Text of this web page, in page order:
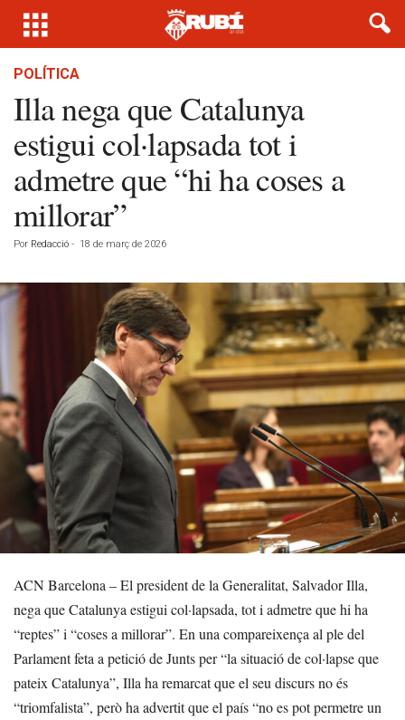
POLÍTICA
Illa nega que Catalunya
estigui col·lapsada tot i
admetre que “hi ha coses a
millorar”
Por Redacció - 18 de març de 2026
ACN Barcelona – El president de la Generalitat, Salvador Illa,
nega que Catalunya estigui col·lapsada, tot i admetre que hi ha
“reptes” i “coses a millorar”. En una compareixença al ple del
Parlament feta a petició de Junts per “la situació de col·lapse que
pateix Catalunya”, Illa ha remarcat que el seu discurs no és
“triomfalista”, però ha advertit que el país “no es pot permetre un